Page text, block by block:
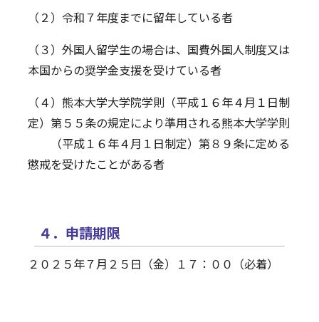
（２）令和７年度までに留年している者
（３）外国人留学生の場合は、国費外国人制度又は
本国からの奨学金支援を受けている者
（４）熊本大学大学院学則（平成１６年４月１日制
定）第５５条の規定により準用される熊本大学学則
（平成１６年４月１日制定）第８９条に定める
懲戒を受けたことがある者
４．申請期限
２０２５年７月２５日（金）１７：００（必着）